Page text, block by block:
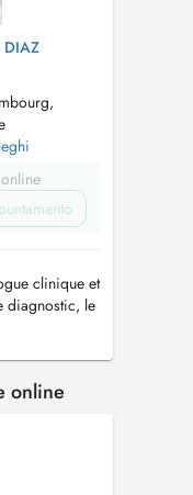
DIAZ
clinique et
diagnostic, le
questions
online